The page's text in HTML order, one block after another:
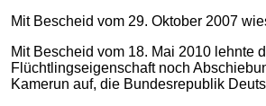
Mit Bescheid vom 29. Oktober 2007
Mit Bescheid vom 18. Mai 2010 lehnte
Flüchtlingseigenschaft noch
Kamerun auf, die Bundesrepublik